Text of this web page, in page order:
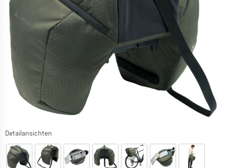
Detailansichten